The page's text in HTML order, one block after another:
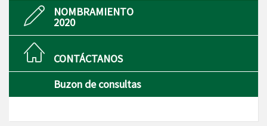
NOMBRAMIENTO
2020
CONTÁCTANOS
Buzon de consultas